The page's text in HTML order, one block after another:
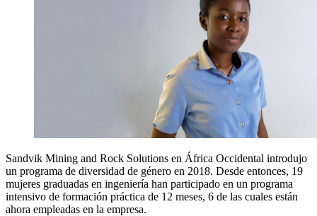
Sandvik Mining and Rock Solutions en África Occidental introdujo
un programa de diversidad de género en 2018. Desde entonces, 19
mujeres graduadas en ingeniería han participado en un programa
intensivo de formación práctica de 12 meses, 6 de las cuales están
ahora empleadas en la empresa.